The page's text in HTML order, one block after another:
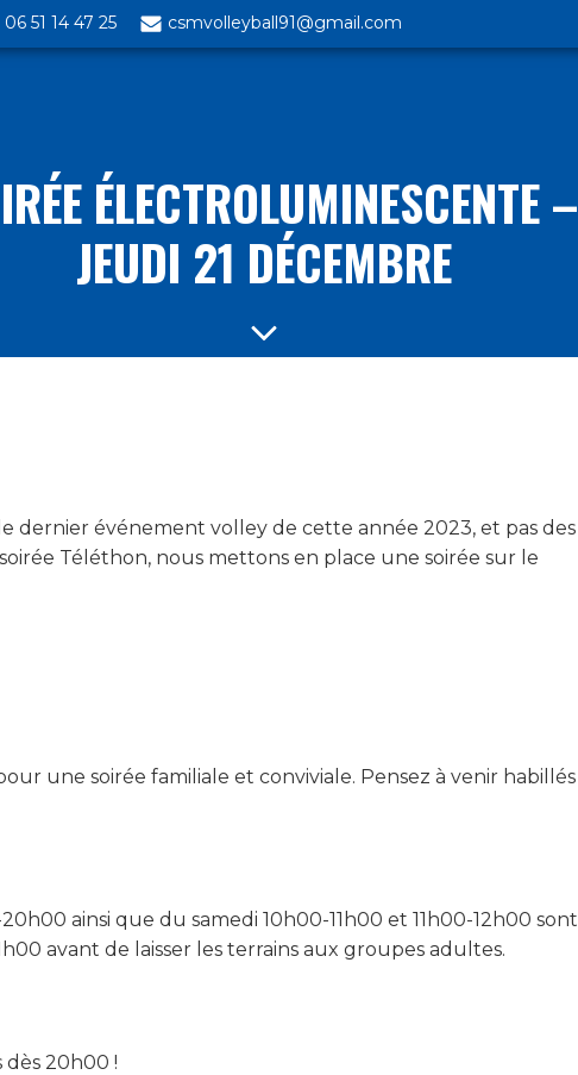
06 51 14 47 25 csmvolleyball91@gmail.com
ÉLECTROLUMINESCENTE –
JEUDI 21 DÉCEMBRE
dernier événement volley de cette année 2023, et pas des
Téléthon, nous mettons en place une soirée sur le
une soirée familiale et conviviale. Pensez à venir habillés
ainsi que du samedi 10h00-11h00 et 11h00-12h00 sont
avant de laisser les terrains aux groupes adultes.
dès 20h00 !